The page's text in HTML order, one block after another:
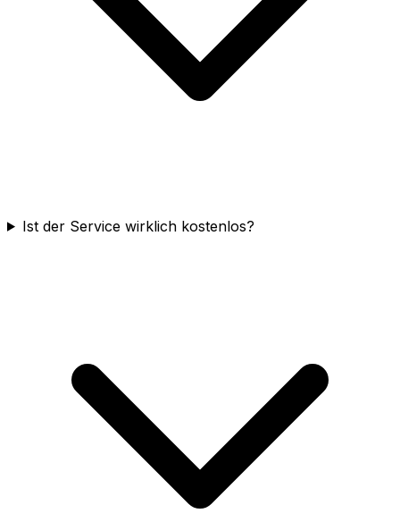
Ist der Service wirklich kostenlos?